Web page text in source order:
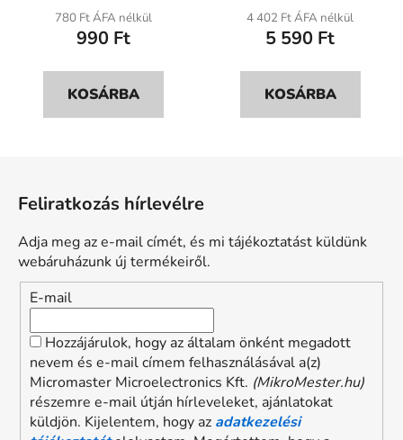
780 Ft ÁFA nélkül
990 Ft
KOSÁRBA
4 402 Ft ÁFA nélkül
5 590 Ft
KOSÁRBA
Feliratkozás hírlevélre
Adja meg az e-mail címét, és mi tájékoztatást küldünk
webáruházunk új termékeiről.
E-mail
Hozzájárulok, hogy az általam önként megadott
nevem és e-mail címem felhasználásával a(z)
Micromaster Microelectronics Kft. (MikroMester.hu)
részemre e-mail útján hírleveleket, ajánlatokat
küldjön. Kijelentem, hogy az adatkezelési